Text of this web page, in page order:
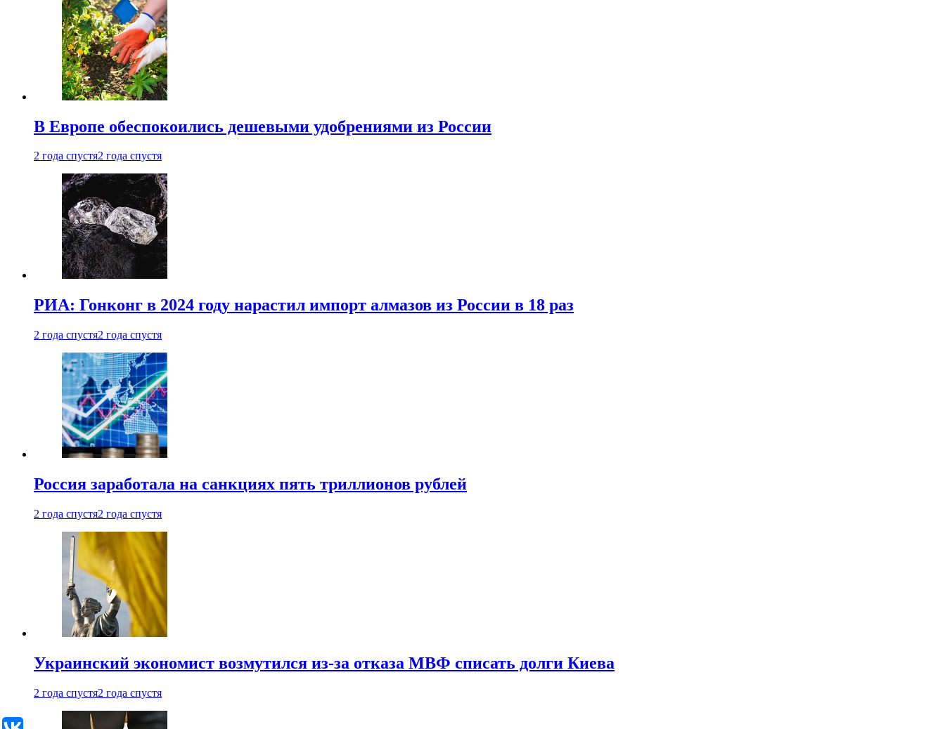
В Европе обеспокоились дешевыми удобрениями из России
2 года спустя2 года спустя
РИА: Гонконг в 2024 году нарастил импорт алмазов из России в 18 раз
2 года спустя2 года спустя
Россия заработала на санкциях пять триллионов рублей
2 года спустя2 года спустя
Украинский экономист возмутился из-за отказа МВФ списать долги Киева
2 года спустя2 года спустя